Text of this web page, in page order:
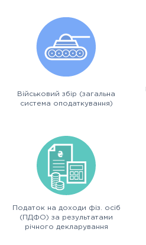
Військовий збір (загальна
система оподаткування)
Податок на доходи фіз. осіб
(ПДФО) за результатами
річного декларування